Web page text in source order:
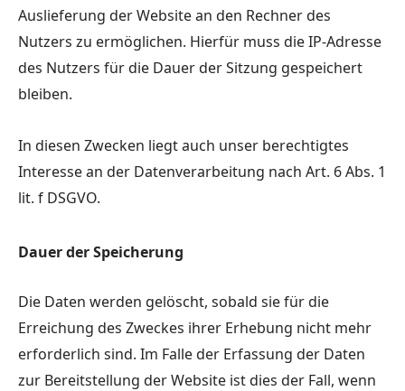
Auslieferung der Website an den Rechner des
Nutzers zu ermöglichen. Hierfür muss die IP-Adresse
des Nutzers für die Dauer der Sitzung gespeichert
bleiben.
In diesen Zwecken liegt auch unser berechtigtes
Interesse an der Datenverarbeitung nach Art. 6 Abs. 1
lit. f DSGVO.
Dauer der Speicherung
Die Daten werden gelöscht, sobald sie für die
Erreichung des Zweckes ihrer Erhebung nicht mehr
erforderlich sind. Im Falle der Erfassung der Daten
zur Bereitstellung der Website ist dies der Fall, wenn